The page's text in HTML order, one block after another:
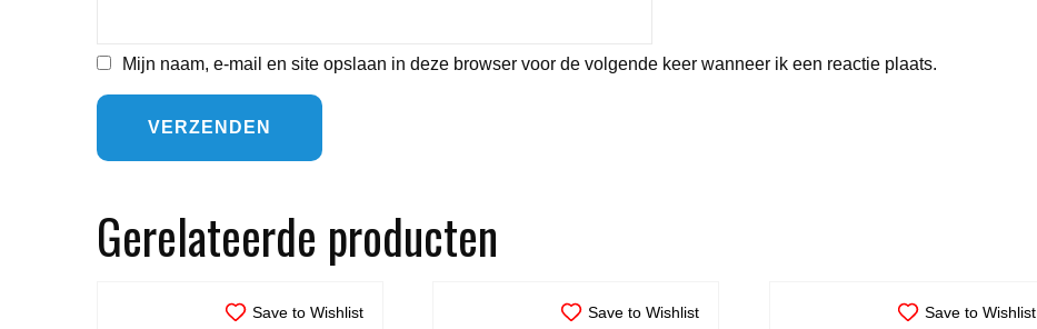
Mijn naam, e-mail en site opslaan in deze browser voor de volgende keer wanneer ik een reactie plaats.
Gerelateerde producten
Save to Wishlist Save to Wishlist Save to Wishlist